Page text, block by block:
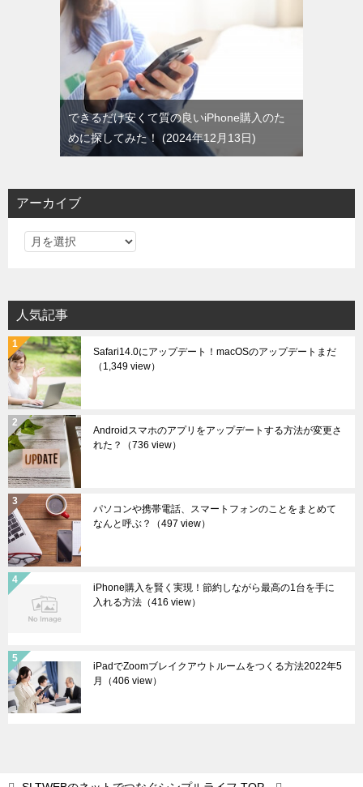
できるだけ安くて質の良いiPhone購入のた
めに探してみた！
2024年12月13日
アーカイブ
ア
イ
ブ
人気記事
Safari14.0にアップデート！macOSのアップデートまだ
（1,349 view）
Androidスマホのアプリをアップデートする方法が変更さ
れた？
（736 view）
パソコンや携帯電話、スマートフォンのことをまとめて
なんと呼ぶ？
（497 view）
iPhone購入を賢く実現！節約しながら最高の1台を手に
入れる方法 （416 view）
iPadでZoomブレイクアウトルームをつくる方法2022年5
月
（406 view）